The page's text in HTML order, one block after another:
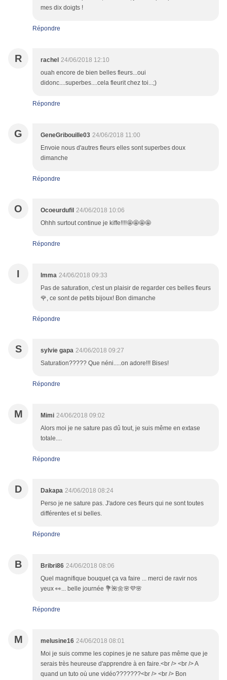
mes dix doigts !
Répondre
R rachel 24/06/2018 12:10
ouah encore de bien belles fleurs...oui
didonc....superbes....cela fleurit chez toi...;)
Répondre
G GeneGribouille03 24/06/2018 11:00
Envoie nous d'autres fleurs elles sont superbes doux
dimanche
Répondre
O Ocoeurdufil 24/06/2018 10:06
Ohhh surtout continue je kiffe!!!!🤩🤩🤩🤩
Répondre
I Imma 24/06/2018 09:33
Pas de saturation, c'est un plaisir de regarder ces belles fleurs
🌹, ce sont de petits bijoux! Bon dimanche
Répondre
S sylvie gapa 24/06/2018 09:27
Saturation????? Que néni.....on adore!!! Bises!
Répondre
M Mimi 24/06/2018 09:02
Alors moi je ne sature pas dû tout, je suis même en extase
totale....
Répondre
D Dakapa 24/06/2018 08:24
Perso je ne sature pas. J'adore ces fleurs qui ne sont toutes
différentes et si belles.
Répondre
B Bribri86 24/06/2018 08:06
Quel magnifique bouquet ça va faire ... merci de ravir nos
yeux 👀... belle journée 💐🌺🌼🌸💜🌸
Répondre
M melusine16 24/06/2018 08:01
Moi je suis comme les copines je ne sature pas même que je
serais très heureuse d'apprendre à en faire.<br /> <br /> A
quand un tuto où une vidéo???????<br /> <br /> Bon